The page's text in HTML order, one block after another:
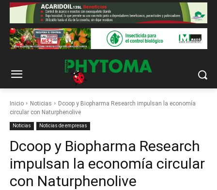
Inicio Noticias
Dcoop y Biopharma Research impulsan la economía
circular con Naturphenolive
Noticias Noticias de empresas
Dcoop y Biopharma Research
impulsan la economía circular
con Naturphenolive